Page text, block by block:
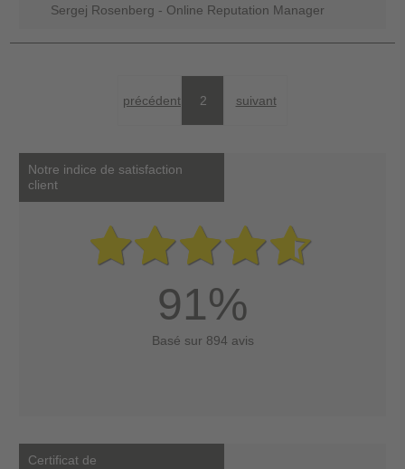
Sergej Rosenberg - Online Reputation Manager
précédent 2 suivant
Notre indice de satisfaction
client
91%
Basé sur 894 avis
Certificat de